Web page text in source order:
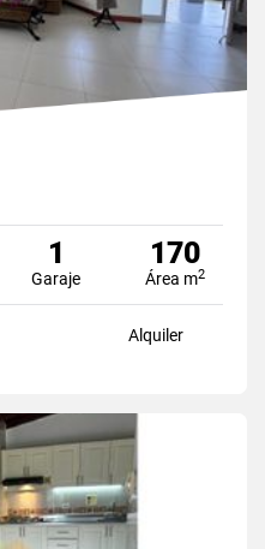
1
Garaje
170
Área m2
Alquiler